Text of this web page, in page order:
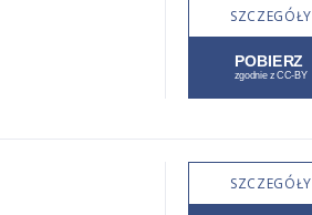
SZCZEGÓŁY
SZCZEGÓŁY